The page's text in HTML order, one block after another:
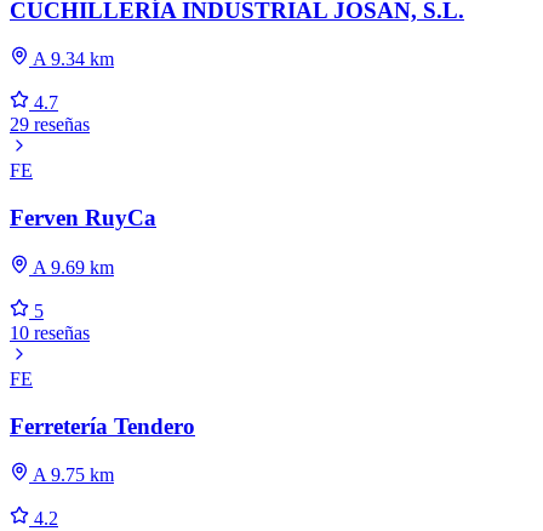
CUCHILLERÍA INDUSTRIAL JOSAN, S.L.
A 9.34 km
4.7
29 reseñas
FE
Ferven RuyCa
A 9.69 km
5
10 reseñas
FE
Ferretería Tendero
A 9.75 km
4.2